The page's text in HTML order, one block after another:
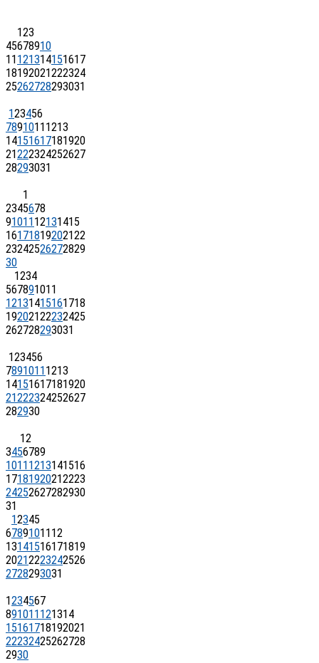
123
45678910
11 121314151617
18192021222324
25262728293031
123456
7891011 1213
14151617181920
21222324252627
28293031
1
2345678
91011 12131415
16171819202122
23242526272829
30
1234
567891011
12131415161718
19202122232425
262728293031
123456
7891011 1213
14151617181920
21222324252627
282930
12
3456789
1011 1213141516
17181920212223
24252627282930
31
12345
67891011 12
13141516171819
20212223242526
2728293031
1234567
891011 121314
15161718192021
22232425262728
2930